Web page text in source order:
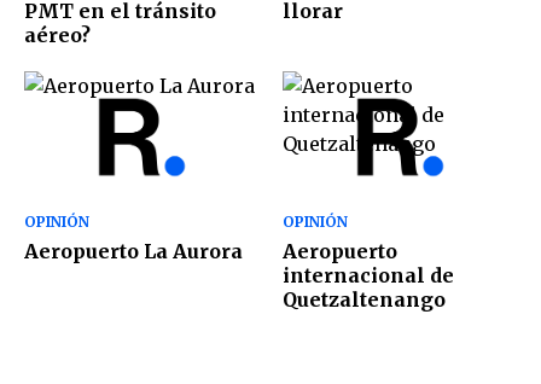
PMT en el tránsito
aéreo?
llorar
OPINIÓN
Aeropuerto La Aurora
OPINIÓN
Aeropuerto
internacional de
Quetzaltenango